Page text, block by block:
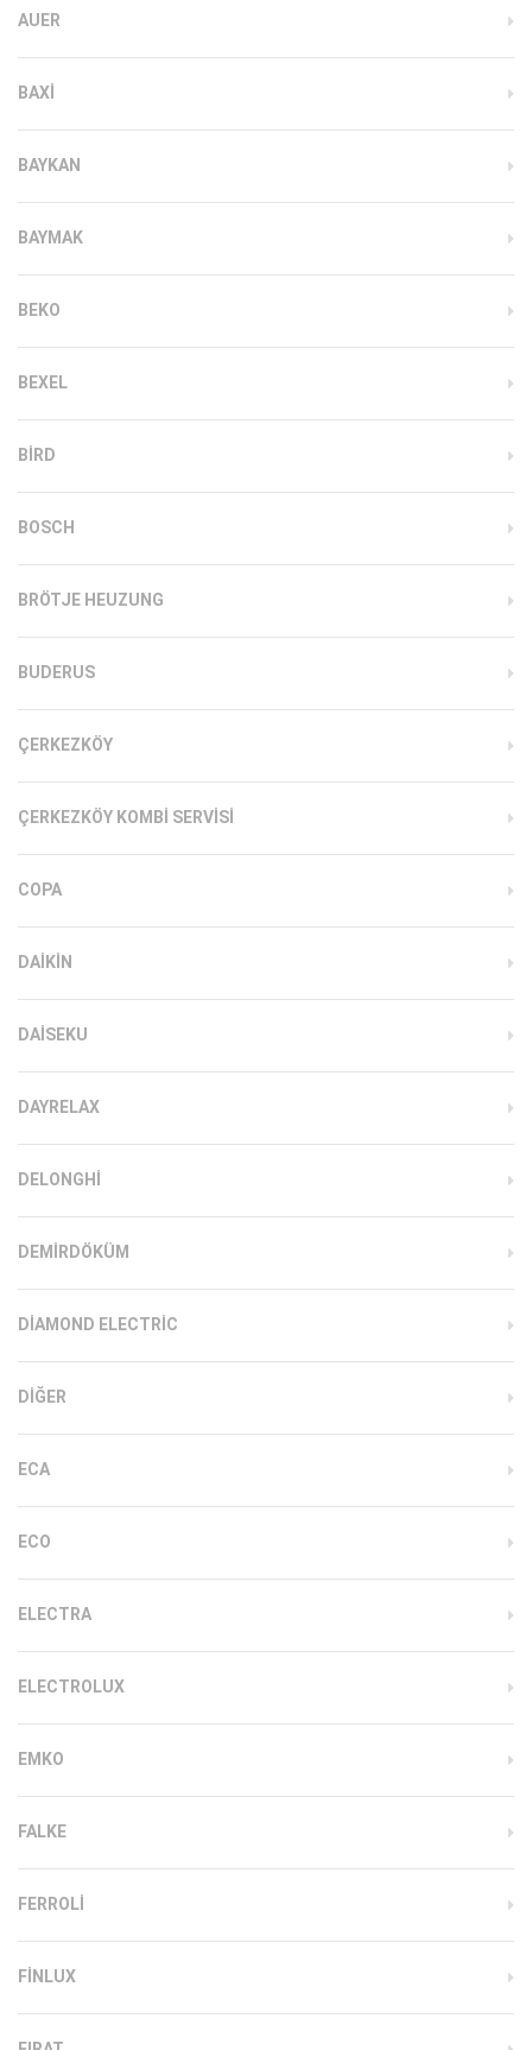
AUER
BAXI
BAYKAN
BAYMAK
BEKO
BEXEL
BIRD
BOSCH
BRÖTJE HEUZUNG
BUDERUS
ÇERKEZKÖY
ÇERKEZKÖY KOMBI SERVISI
COPA
DAIKIN
DAISEKU
DAYRELAX
DELONGHI
DEMIRDÖKÜM
DIAMOND ELECTRIC
DIĞER
ECA
ECO
ELECTRA
ELECTROLUX
EMKO
FALKE
FERROLI
FINLUX